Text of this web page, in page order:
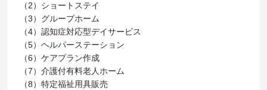
（2）ショートステイ
（3）グループホーム
（4）認知症対応型デイサービス
（5）ヘルパーステーション
（6）ケアプラン作成
（7）介護付有料老人ホーム
（8）特定福祉用具販売